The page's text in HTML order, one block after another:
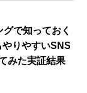
で知っておく
りやすいSNS
みた実証結果